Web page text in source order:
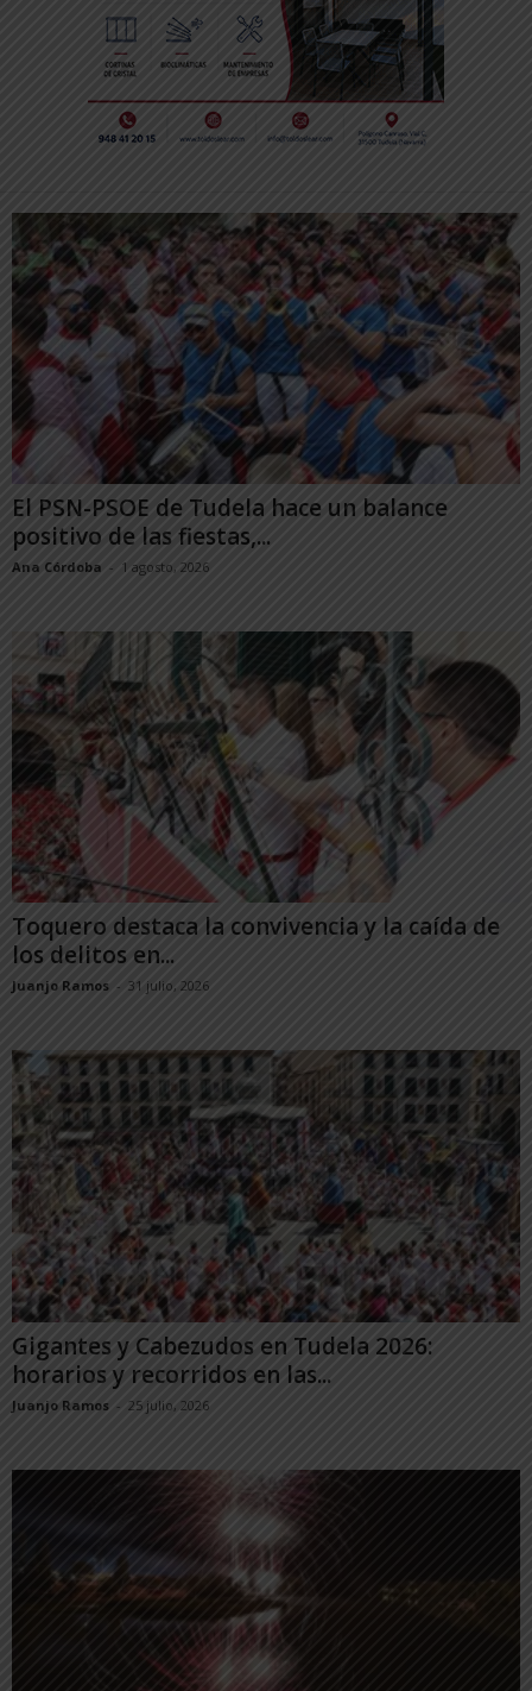
El PSN-PSOE de Tudela hace un balance
positivo de las fiestas,...
Ana Córdoba - 1 agosto, 2026
Toquero destaca la convivencia y la caída de
los delitos en...
Juanjo Ramos - 31 julio, 2026
Gigantes y Cabezudos en Tudela 2026:
horarios y recorridos en las...
Juanjo Ramos - 25 julio, 2026